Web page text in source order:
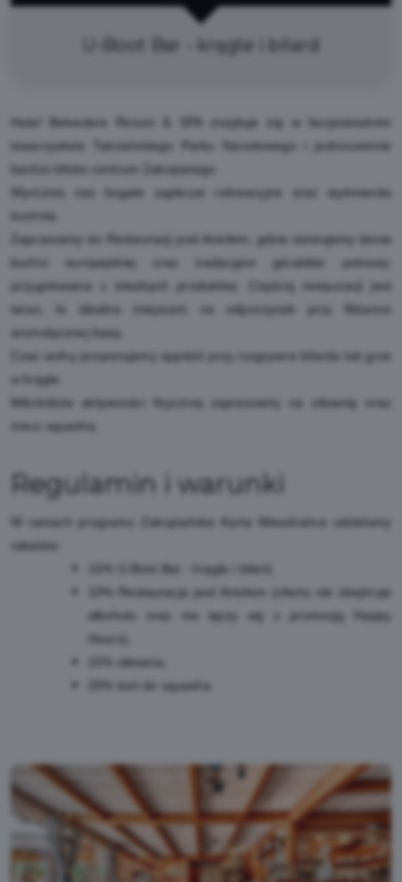
U-Boot Bar - kręgle i bilard
Hotel Belvedere Resort & SPA znajduje się w bezpośrednim
towarzystwie Tatrzańskiego Parku Narodowego i jednocześnie
bardzo blisko centrum Zakopanego.
Wyróżnia nas bogate zaplecze rekreacyjne oraz wyśmienita
kuchnia.
Zapraszamy do Restauracji pod Aniołem, gdzie serwujemy dania
kuchni europejskiej oraz tradycyjne góralskie potrawy,
przygotowane z lokalnych produktów. Częścią restauracji jest
taras, to idealne miejscem na odpoczynek przy filiżance
aromatycznej kawy.
Czas wolny proponujemy spędzić przy rozgrywce bilarda lub grze
w kręgle.
Miłośników aktywności fizycznej zapraszamy na siłownię oraz
mecz squasha.
Regulamin i warunki
W ramach programu Zakopiańska Karta Mieszkańca udzielamy
rabatów:
15% U-Boot Bar - kręgle i bilard,
10% Restauracja pod Aniołem (oferta nie obejmuje
alkoholu oraz nie łączy się z promocją Happy
Hours),
15% siłownia,
20% kort do squasha.